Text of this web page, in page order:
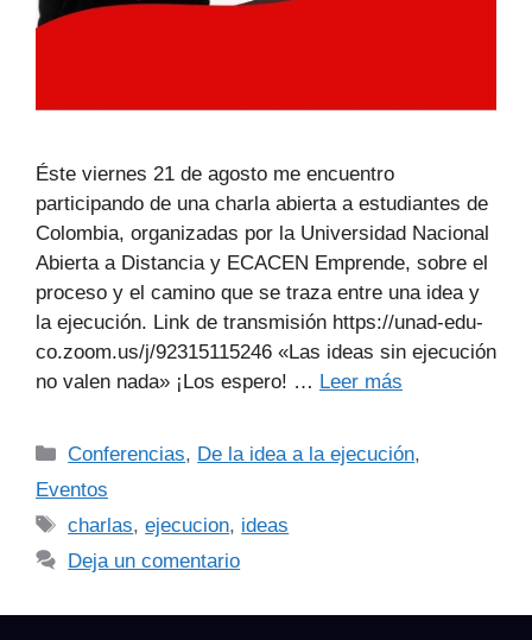
Éste viernes 21 de agosto me encuentro
participando de una charla abierta a estudiantes de
Colombia, organizadas por la Universidad Nacional
Abierta a Distancia y ECACEN Emprende, sobre el
proceso y el camino que se traza entre una idea y
la ejecución. Link de transmisión https://unad-edu-
co.zoom.us/j/92315115246 «Las ideas sin ejecución
no valen nada» ¡Los espero! … Leer más
Conferencias, De la idea a la ejecución,
Eventos
charlas,ejecucion, ideas
Deja un comentario